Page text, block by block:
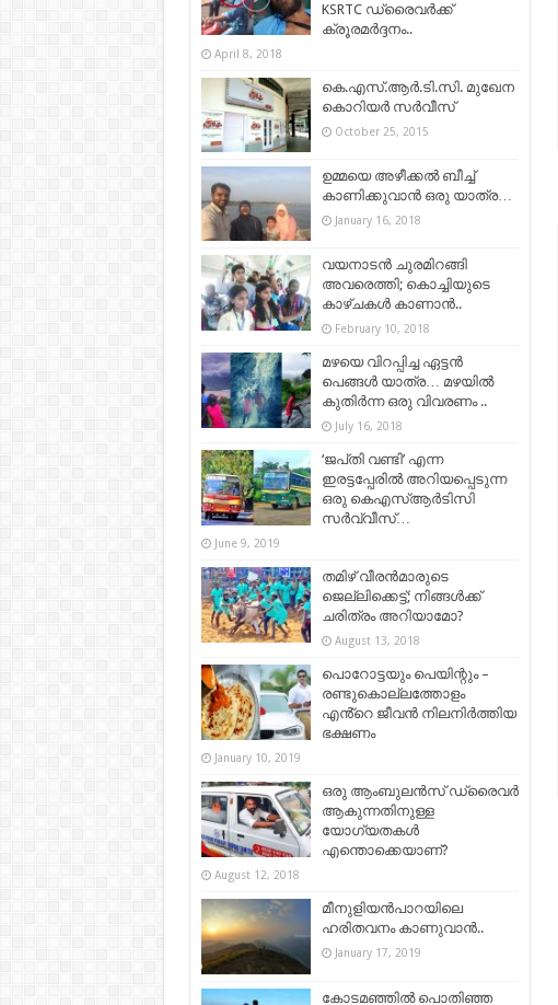
KSRTC ഡ്രൈവര്‍ക്ക്
ക്രൂരമര്‍ദ്ദനം..
April 8, 2018
കെ.എസ്.ആര്‍.ടി.സി. മുഖേന
കൊറിയര്‍ സര്‍വീസ്
October 25, 2015
ഉമ്മയെ അഴീക്കല്‍ ബീച്ച്
കാണിക്കുവാന്‍ ഒരു യാത്ര…
January 16, 2018
വയനാടന്‍ ചുരമിറങ്ങി
അവരെത്തി; കൊച്ചിയുടെ
കാഴ്ചകള്‍ കാണാന്‍..
February 10, 2018
മഴയെ വിറപ്പിച്ച ഏട്ടൻ
പെങ്ങൾ യാത്ര… മഴയിൽ
കുതിർന്ന ഒരു വിവരണം ..
July 16, 2018
‘ജപ്‌തി വണ്ടി’ എന്ന
ഇരട്ടപ്പേരിൽ അറിയപ്പെടുന്ന
ഒരു കെഎസ്ആർടിസി
സർവ്വീസ്…
June 9, 2019
തമിഴ് വീരന്‍മാരുടെ
ജെല്ലിക്കെട്ട്; നിങ്ങൾക്ക്
ചരിത്രം അറിയാമോ?
August 13, 2018
പൊറോട്ടയും പെയിന്റും –
രണ്ടുകൊല്ലത്തോളം
എൻ്റെ ജീവൻ നിലനിർത്തിയ
ഭക്ഷണം
January 10, 2019
ഒരു ആംബുലൻസ് ഡ്രൈവർ
ആകുന്നതിനുള്ള
യോഗ്യതകൾ
എന്തൊക്കെയാണ്?
August 12, 2018
മീനുളിയൻപാറയിലെ
ഹരിതവനം കാണുവാൻ..
January 17, 2019
കോടമഞ്ഞിൽ പൊതിഞ്ഞ